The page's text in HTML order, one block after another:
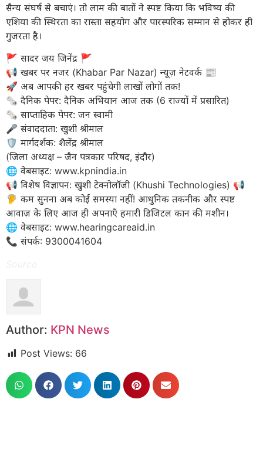
सैन्य संघर्ष से बचाएं। तो लाम की बातों ने स्पष्ट किया कि भविष्य की
एशिया की स्थिरता का रास्ता सहयोग और पारस्परिक सम्मान से होकर ही
गुजरता है।
​🚩 सादर जय जिनेंद्र 🚩
​📢 खबर पर नजर (Khabar Par Nazar) न्यूज़ नेटवर्क 📰
🚀 अब आपकी हर खबर पहुंचेगी लाखों लोगों तक!
​🗞️ दैनिक पेपर: दैनिक अभियान आज तक (6 राज्यों में प्रसारित)
🗞️ साप्ताहिक पेपर: जन स्वामी
​🎤 संवाददाता: खुशी श्रीमाल
🛡️ मार्गदर्शक: शैलेंद्र श्रीमाल
(जिला अध्यक्ष – जैन पत्रकार परिषद, इंदौर)
​🌐 वेबसाइट: www.kpnindia.in
​📢 विशेष विज्ञापन: खुशी टेक्नोलॉजी (Khushi Technologies) 📢
🦻 कम सुनना अब कोई समस्या नहीं! आधुनिक तकनीक और स्पष्ट
आवाज़ के लिए आज ही अपनाएँ हमारी डिजिटल कान की मशीन।
​🌐 वेबसाइट: www.hearingcareaid.in
📞 संपर्क: 9300041604
Author: KPN News
Post Views: 66